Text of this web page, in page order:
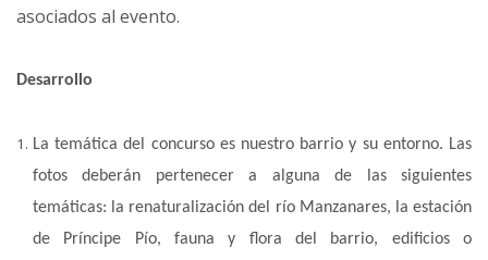
asociados al evento.
Desarrollo
La temática del concurso es nuestro barrio y su entorno. Las
fotos deberán pertenecer a alguna de las siguientes
temáticas: la renaturalización del río Manzanares, la estación
de Príncipe Pío, fauna y flora del barrio, edificios o